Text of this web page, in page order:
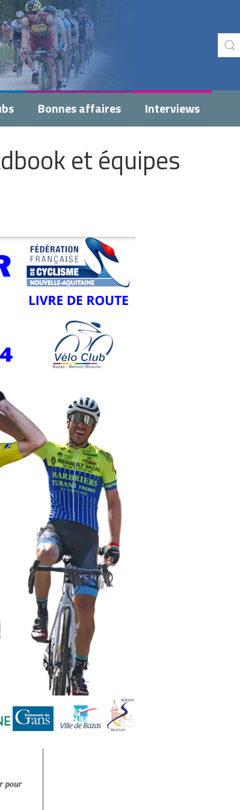
Bonnes affaires Interviews
et équipes